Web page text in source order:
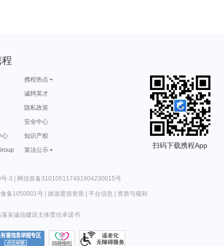
携程热点
诚聘英才
隐私政策
安全中心
心
知识产权
算法公示
扫码下载携程App
-3 | 网信算备310105117481904230015号
备1050001号| 旅游度假资质| 平台信息 资质与规则
落实诚信建设主体责任承诺书